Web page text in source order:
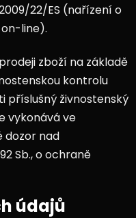
22/ES (nařízení o
line).
zboží na základě
kontrolu
příslušný živnostenský
vykonává ve
dozor nad
Sb., o ochraně
údajů